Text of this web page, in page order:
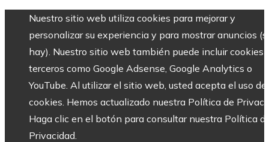
Nuestro sitio web utiliza cookies para mejorar y
personalizar su experiencia y para mostrar anuncios
hay). Nuestro sitio web también puede incluir cookies
terceros como Google Adsense, Google Analytics o
YouTube. Al utilizar el sitio web, usted acepta el uso de
cookies. Hemos actualizado nuestra Política de
Haga clic en el botón para consultar nuestra Política
Privacidad.